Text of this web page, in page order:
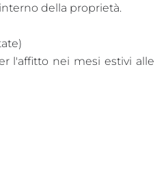
della proprietà.
l'affitto nei mesi estivi alle